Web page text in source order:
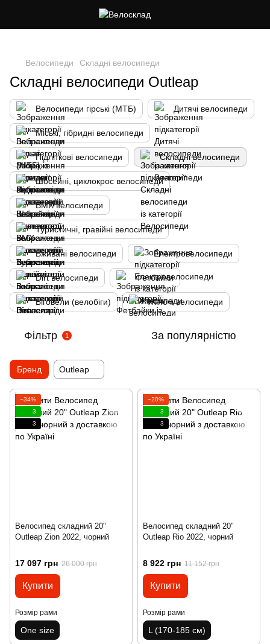
Велосипеди Складні велосипеди
Складні велосипеди Outleap
Велосипеди гірські (МТБ) Дитячі велосипеди
Міські, гібридні велосипеди
Підліткові велосипеди Складні велосипеди
Шосейні, циклокрос велосипеди
BMX велосипеди
Туристичні, гравійні велосипеди
Вживані велосипеди Електровелосипеди
Dirt велосипеди Фетбайки
Біговели (велобіги) Жіночі велосипеди
Фільтр 1 За популярністю
Бренд Outleap
−34%
3
3
Велосипед складний 20"
Outleap Zion 2022, чорний
17 097 грн 26 000 грн
Купити
Розмір рами
One size
−20%
3
3
Велосипед складний 20"
Outleap Rio 2022, чорний
8 922 грн 11 152 грн
Купити
Розмір рами
L (170-185 см)